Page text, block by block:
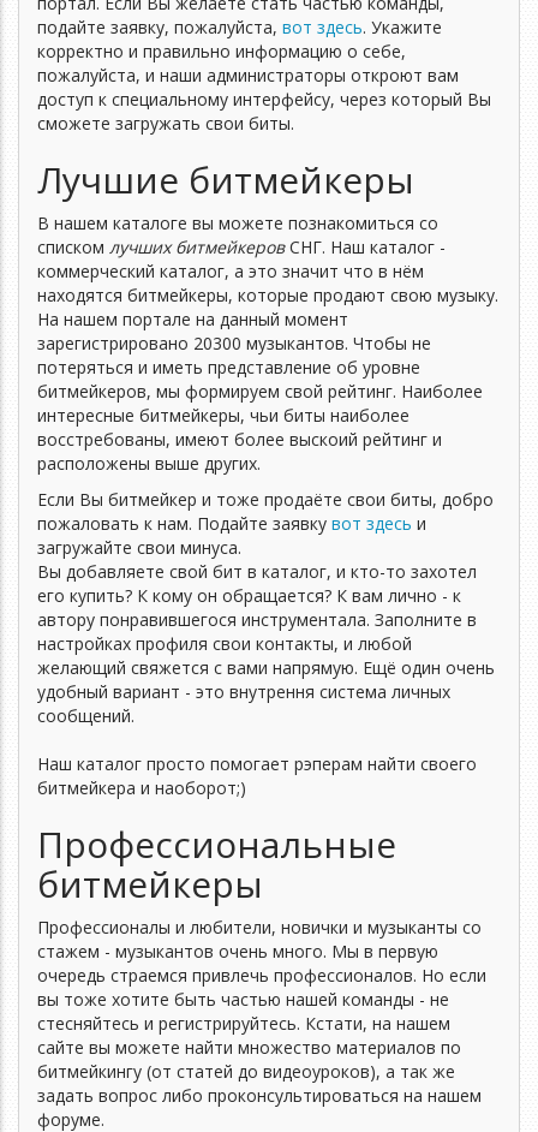
подайте заявку, пожалуйста, вот здесь. Укажите
корректно и правильно информацию о себе,
пожалуйста, и наши администраторы откроют вам
доступ к специальному интерфейсу, через который Вы
сможете загружать свои биты.
Лучшие битмейкеры
В нашем каталоге вы можете познакомиться со
списком лучших битмейкеровСНГ. Наш каталог -
коммерческий каталог, а это значит что в нём
находятся битмейкеры, которые продают свою музыку.
На нашем портале на данный момент
зарегистрировано 20300 музыкантов. Чтобы не
потеряться и иметь представление об уровне
битмейкеров, мы формируем свой рейтинг. Наиболее
интересные битмейкеры, чьи биты наиболее
восстребованы, имеют более выскоий рейтинг и
расположены выше других.
Если Вы битмейкер и тоже продаёте свои биты, добро
пожаловать к нам. Подайте заявку вот здесь и
загружайте свои минуса.
Вы добавляете свой бит в каталог, и кто-то захотел
его купить? К кому он обращается? К вам лично - к
автору понравившегося инструментала. Заполните в
настройках профиля свои контакты, и любой
желающий свяжется с вами напрямую. Ещё один очень
удобный вариант - это внутрення система личных
сообщений.
Наш каталог просто помогает рэперам найти своего
битмейкера и наоборот;)
Профессиональные
битмейкеры
Профессионалы и любители, новички и музыканты со
стажем - музыкантов очень много. Мы в первую
очередь страемся привлечь профессионалов. Но если
вы тоже хотите быть частью нашей команды - не
стесняйтесь и регистрируйтесь. Кстати, на нашем
сайте вы можете найти множество материалов по
битмейкингу (от статей до видеоуроков), а так же
задать вопрос либо проконсультироваться на нашем
форуме.